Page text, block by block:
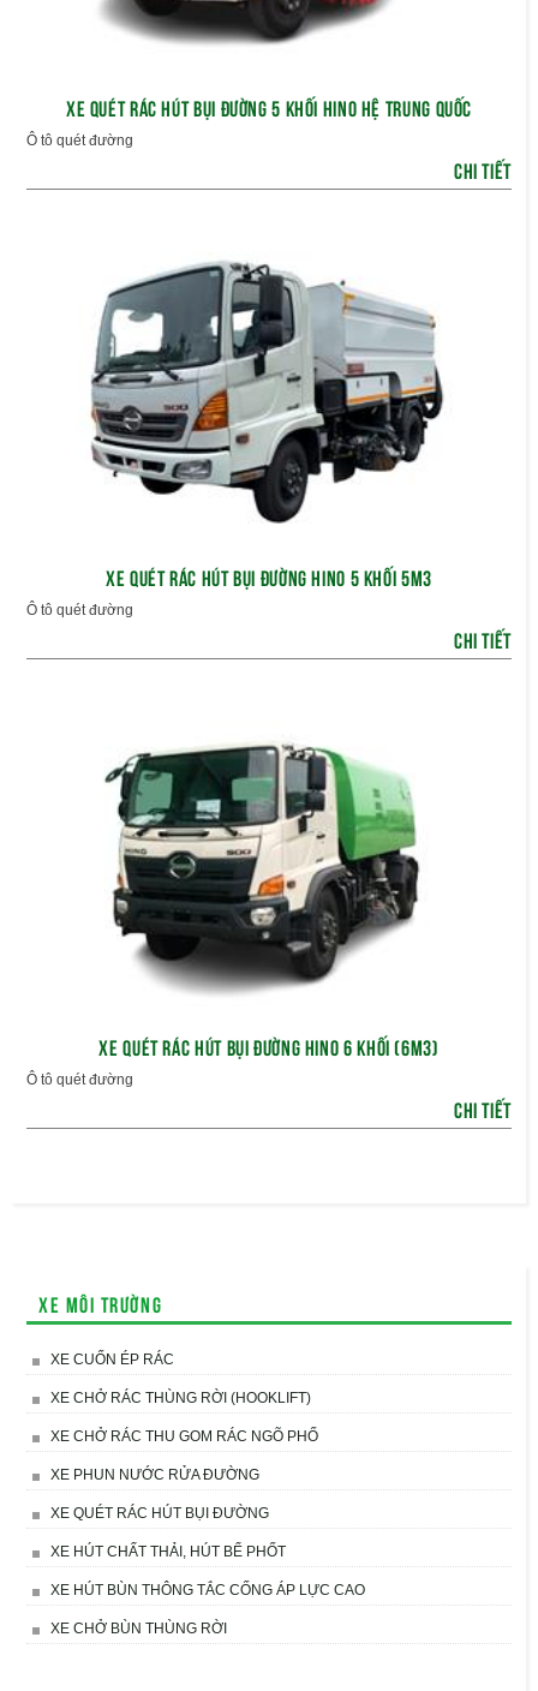
XE QUÉT RÁC HÚT BỤI ĐƯỜNG 5 KHỐI HINO HỆ TRUNG QUỐC
Ô tô quét đường
CHI TIẾT
XE QUÉT RÁC HÚT BỤI ĐƯỜNG HINO 5 KHỐI 5M3
Ô tô quét đường
CHI TIẾT
XE QUÉT RÁC HÚT BỤI ĐƯỜNG HINO 6 KHỐI (6M3)
Ô tô quét đường
CHI TIẾT
Xe môi trường
XE CUỐN ÉP RÁC
XE CHỞ RÁC THÙNG RỜI (HOOKLIFT)
XE CHỞ RÁC THU GOM RÁC NGÕ PHỐ
XE PHUN NƯỚC RỬA ĐƯỜNG
XE QUÉT RÁC HÚT BỤI ĐƯỜNG
XE HÚT CHẤT THẢI, HÚT BỂ PHỐT
XE HÚT BÙN THÔNG TẮC CỐNG ÁP LỰC CAO
XE CHỞ BÙN THÙNG RỜI